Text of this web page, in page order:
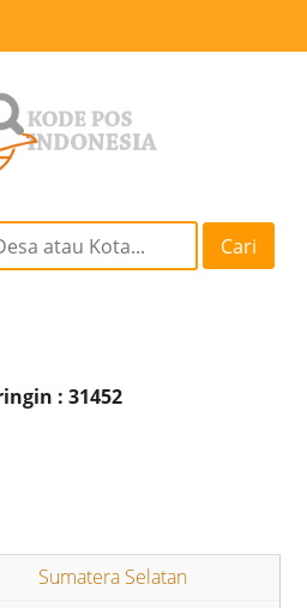
Cari
: 31452
Sumatera Selatan